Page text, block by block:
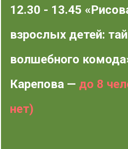
12.30 - 13.45
взрослых детей:
волшебного
Карепова — до 8
нет)